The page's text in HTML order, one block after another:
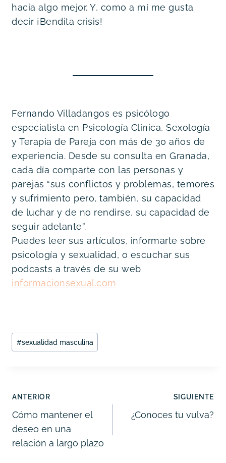
hacia algo mejor. Y, como a mí me gusta
decir ¡Bendita crisis!
Fernando Villadangos es psicólogo
especialista en Psicología Clínica, Sexología
y Terapia de Pareja con más de 30 años de
experiencia. Desde su consulta en Granada,
cada día comparte con las personas y
parejas “sus conflictos y problemas, temores
y sufrimiento pero, también, su capacidad
de luchar y de no rendirse, su capacidad de
seguir adelante”.
Puedes leer sus artículos, informarte sobre
psicología y sexualidad, o escuchar sus
podcasts a través de su web
informacionsexual.com
Etiquetas
de
#sexualidad masculina
Navegación
de
entradas
ANTERIOR
Cómo mantener el
deseo en una
relación a largo plazo
SIGUIENTE
¿Conoces tu vulva?